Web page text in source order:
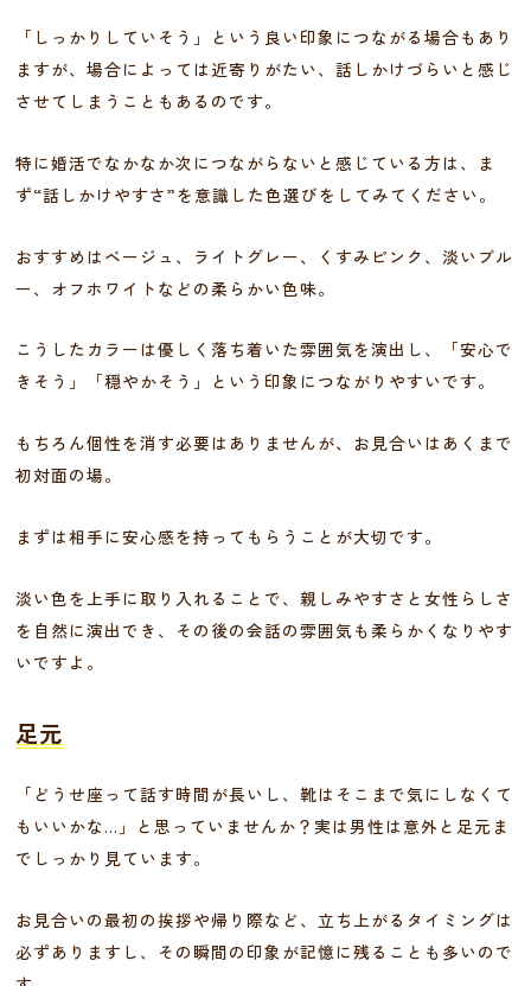
「しっかりしていそう」という良い印象につながる場合もあり
ますが、場合によっては近寄りがたい、話しかけづらいと感じ
させてしまうこともあるのです。
特に婚活でなかなか次につながらないと感じている方は、ま
ず“話しかけやすさ”を意識した色選びをしてみてください。
おすすめはベージュ、ライトグレー、くすみピンク、淡いブル
ー、オフホワイトなどの柔らかい色味。
こうしたカラーは優しく落ち着いた雰囲気を演出し、「安心で
きそう」「穏やかそう」という印象につながりやすいです。
もちろん個性を消す必要はありませんが、お見合いはあくまで
初対面の場。
まずは相手に安心感を持ってもらうことが大切です。
淡い色を上手に取り入れることで、親しみやすさと女性らしさ
を自然に演出でき、その後の会話の雰囲気も柔らかくなりやす
いですよ。
足元
「どうせ座って話す時間が長いし、靴はそこまで気にしなくて
もいいかな…」と思っていませんか？実は男性は意外と足元ま
でしっかり見ています。
お見合いの最初の挨拶や帰り際など、立ち上がるタイミングは
必ずありますし、その瞬間の印象が記憶に残ることも多いので